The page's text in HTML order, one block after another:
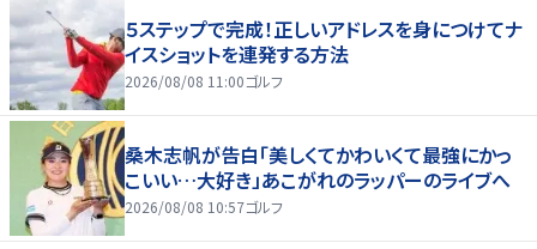
５ステップで完成！正しいアドレスを身につけてナ
イスショットを連発する方法
2026/08/08 11:00ゴルフ
桑木志帆が告白「美しくてかわいくて最強にかっ
こいい…大好き」あこがれのラッパーのライブへ
2026/08/08 10:57ゴルフ